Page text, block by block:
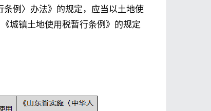
例〉办法》的规定，应当以土地使
城镇土地使用税暂行条例》的规定